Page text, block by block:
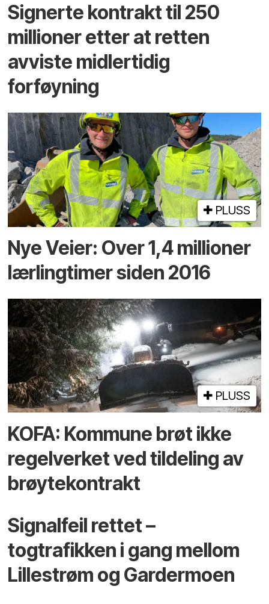
Signerte kontrakt til 250
millioner etter at retten
avviste midlertidig
forføyning
PLUSS
Nye Veier: Over 1,4 millioner
lærlingtimer siden 2016
PLUSS
KOFA: Kommune brøt ikke
regelverket ved tildeling av
brøytekontrakt
Signalfeil rettet –
togtrafikken i gang mellom
Lillestrøm og Gardermoen